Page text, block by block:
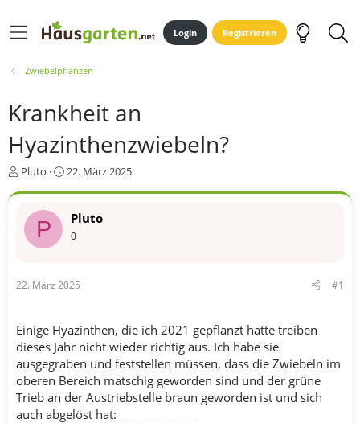
Login Registrieren
Zwiebelpflanzen
Krankheit an
Hyazinthenzwiebeln?
E
e
r
Pluto
E
a
22. März 2025
P Pluto
0
22. März 2025 #1
Einige Hyazinthen, die ich 2021 gepflanzt hatte treiben
dieses Jahr nicht wieder richtig aus. Ich habe sie
ausgegraben und feststellen müssen, dass die Zwiebeln im
oberen Bereich matschig geworden sind und der grüne
Trieb an der Austriebstelle braun geworden ist und sich
auch abgelöst hat: